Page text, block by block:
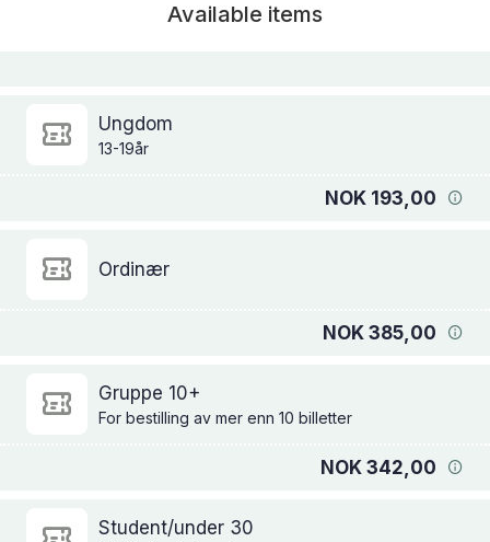
Available items
Ungdom
13-19år
NOK 193,00
Ordinær
NOK 385,00
Gruppe 10+
For bestilling av mer enn 10 billetter
NOK 342,00
Student/under 30